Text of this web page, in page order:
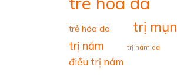
trẻ hóa da trị mụn
trị nám trị nám da
điều trị nám